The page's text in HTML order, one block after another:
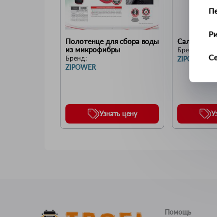
Полотенце для сбора воды
из микрофибры
Бренд:
ZIPOWER
Узнать цену
Салфетка
Бренд:
ZIPOWER
Помощь